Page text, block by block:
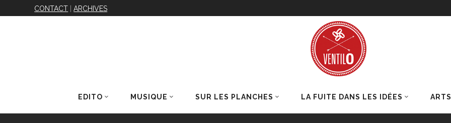
CONTACT |ARCHIVES
EDITO MUSIQUE SUR LES PLANCHES LA FUITE DANS LES IDÉES ARTS